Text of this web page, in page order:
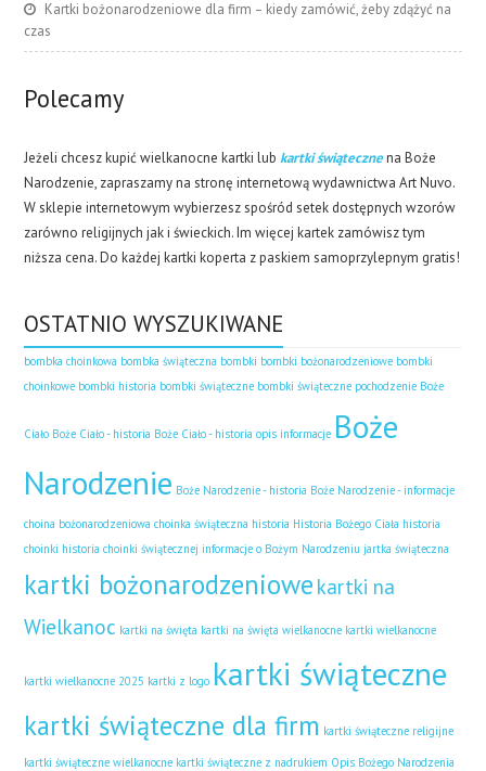
Kartki bożonarodzeniowe dla firm – kiedy zamówić, żeby zdążyć na
czas
Polecamy
Jeżeli chcesz kupić wielkanocne kartki lubkartki świątecznena Boże
Narodzenie, zapraszamy na stronę internetową wydawnictwa Art Nuvo.
W sklepie internetowym wybierzesz spośród setek dostępnych wzorów
zarówno religijnych jak i świeckich. Im więcej kartek zamówisz tym
niższa cena. Do każdej kartki koperta z paskiem samoprzylepnym gratis!
OSTATNIO WYSZUKIWANE
bombka choinkowa bombka świąteczna bombki bombki bożonarodzeniowe bombki
choinkowe bombki historia bombki świąteczne bombki świąteczne pochodzenie Boże
Ciało Boże Ciało - historia Boże Ciało - historia opis informacje Boże
Narodzenie Boże Narodzenie - historia Boże Narodzenie - informacje
choina bożonarodzeniowa choinka świąteczna historia Historia Bożego Ciała historia
choinki historia choinki świątecznej informacje o Bożym Narodzeniu jartka świąteczna
kartki bożonarodzeniowe kartki na
Wielkanoc kartki na święta kartki na święta wielkanocne kartki wielkanocne
kartki wielkanocne 2025 kartki z logo kartki świąteczne
kartki świąteczne dla firm kartki świąteczne religijne
kartki świąteczne wielkanocne kartki świąteczne z nadrukiem Opis Bożego Narodzenia